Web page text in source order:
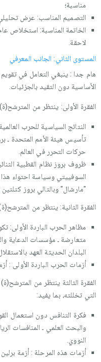
مناسبة؛
التصميم المناسب: عرض
الخاتمة المناسبة: استخلاص
لاحقة.
المستوى الثاني: الجانب المعرفي
هام جدا : ينبغي التعامل في
الأساسية دون التقيد بالجزئيات.
الفقرة الأولى: ينتظر من
النتائج السياسية للحرب
تأسيس هيئة الأمم المتحدة ـ
حركات التحرر في العالم.
ظروف بروز نظام القطبية
السوفييتي وسياسة احتواء
"مارشال" وبالتالي بروز
الفقرة الثانية: ينتظر من
مظاهر الحرب الباردة الأولى:
متعارضة ـ مؤسسات الدعاية
البلدان الحديثة العهد
أزمات الحرب الباردة الأولى :
الفقرة الثالثة ينتظر من
التي تخللته، بما يفيد:
فكرة التنافس دون استعمال
والبحث العلمي ـ المنافسات
النووي.
أزمات هذه المرحلة : أزمة برلين